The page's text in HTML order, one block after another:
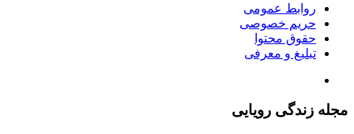
روابط عمومی
حریم خصوصی
حقوق محتوا
تبلیغ و معرفی
مجله زندگی رویایی